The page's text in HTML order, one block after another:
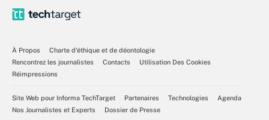
À Propos
Charte d’éthique et de déontologie
Rencontrez les journalistes
Contacts
Utilisation Des Cookies
Réimpressions
Site Web pour Informa TechTarget Partenaires Technologies
Agenda
Nos Journalistes et Experts
Dossier de Presse